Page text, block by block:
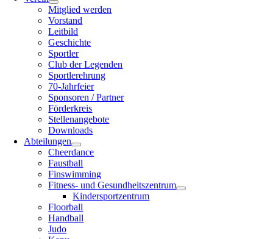
Mitglied werden
Vorstand
Leitbild
Geschichte
Sportler
Club der Legenden
Sportlerehrung
70-Jahrfeier
Sponsoren / Partner
Förderkreis
Stellenangebote
Downloads
Abteilungen
Cheerdance
Faustball
Finswimming
Fitness- und Gesundheitszentrum
Kindersportzentrum
Floorball
Handball
Judo